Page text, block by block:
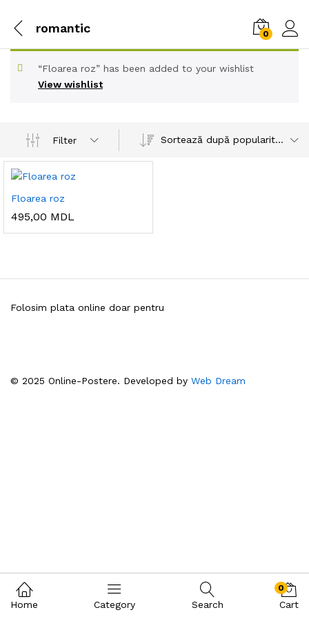
romantic 0
View wishlist
“Floarea roz” has been added to your wishlist
Filter Sortează după popularitatea vânzărilor
Floarea roz
495,00 MDL
© 2025 Online-Postere. Developed by Web Dream
Folosim plata online doar pentru
Home Category Search
0
Cart